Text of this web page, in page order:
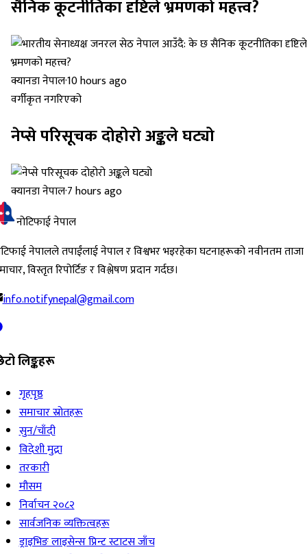
सैनिक कूटनीतिका दृष्टिले भ्रमणको महत्त्व?
क्यानडा नेपाल·10 hours ago
वर्गीकृत नगरिएको
नेप्से परिसूचक दोहोरो अङ्कले घट्यो
क्यानडा नेपाल·7 hours ago
नोटिफाई नेपाल
नेपालले तपाईंलाई नेपाल र विश्वभर भइरहेका घटनाहरूको नवीनतम ताजा
विस्तृत रिपोर्टिङ र विश्लेषण प्रदान गर्दछ।
info.notifynepal@gmail.com
लिङ्कहरू
गृहपृष्ठ
समाचार स्रोतहरू
सुन/चाँदी
विदेशी मुद्रा
तरकारी
मौसम
निर्वाचन २०८२
सार्वजनिक व्यक्तित्वहरू
ड्राइभिङ लाइसेन्स प्रिन्ट स्टाटस जाँच